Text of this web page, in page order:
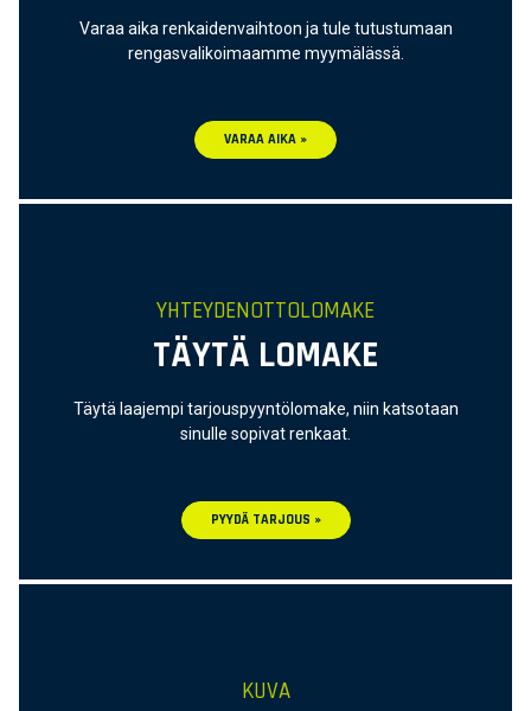
Varaa aika renkaidenvaihtoon ja tule tutustumaan
rengasvalikoimaamme myymälässä.
VARAA AIKA »
YHTEYDENOTTOLOMAKE
TÄYTÄ LOMAKE
Täytä laajempi tarjouspyyntölomake, niin katsotaan
sinulle sopivat renkaat.
PYYDÄ TARJOUS »
KUVA